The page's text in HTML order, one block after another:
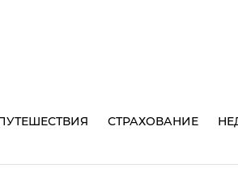
СТРАХОВАНИЕ